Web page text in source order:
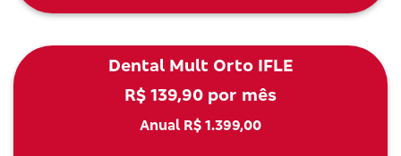
Dental Mult Orto IFLE
R$ 139,90 por mês
Anual R$ 1.399,00